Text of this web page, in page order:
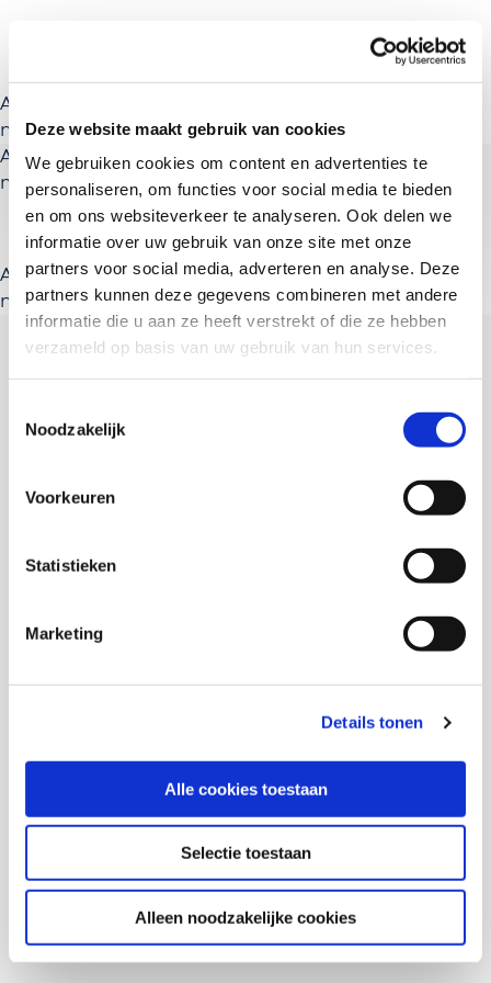
Deze website maakt gebruik van cookies
We gebruiken cookies om content en advertenties te
personaliseren, om functies voor social media te bieden
en om ons websiteverkeer te analyseren. Ook delen we
informatie over uw gebruik van onze site met onze
partners voor social media, adverteren en analyse. Deze
partners kunnen deze gegevens combineren met andere
informatie die u aan ze heeft verstrekt of die ze hebben
verzameld op basis van uw gebruik van hun services.
Noodzakelijk
Voorkeuren
Statistieken
Marketing
Details tonen
Alle cookies toestaan
Selectie toestaan
Alleen noodzakelijke cookies
A rendering error occurred:
not a function.
A rendering error occurred:a.substring(...).replaceAll is
not a function.
A rendering error occurred:a.substring(...).replaceAll is
not a function.